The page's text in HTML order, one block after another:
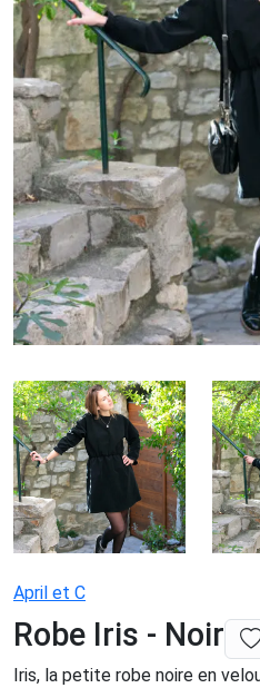
April et C
Robe Iris - Noir
Iris, la petite robe noire en